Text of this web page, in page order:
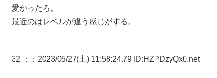
愛かったろ。
最近のはレベルが違う感じがする。
32 ： ：2023/05/27(土) 11:58:24.79 ID:HZPDzyQx0.net